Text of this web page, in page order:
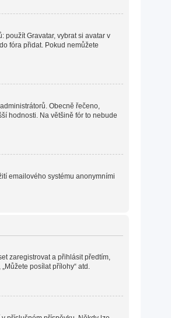
použít Gravatar, vybrat si avatar v
fóra přidat. Pokud nemůžete
Obecně řečeno,
hodnosti. Na většině fór to nebude
emailového systému anonymními
zaregistrovat a přihlásit předtím,
posílat přílohy“ atd.